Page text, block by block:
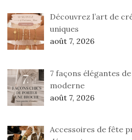
Découvrez l’art de
uniques
août 7, 2026
7 façons élégantes
moderne
août 7, 2026
Accessoires de fête